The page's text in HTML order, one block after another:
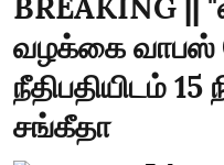
வழக்கை வாபஸ்
நீதிபதியிடம் 15
சங்கீதா